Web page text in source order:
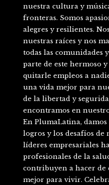
nuestra cultura y
fronteras. Somos
alegres y resilientes.
nuestras raíces y nos
todas las comunidades
parte de este hermoso
quitarle empleos a
una vida mejor para
de la libertad y
encontramos en
En PlumaLatina,
logros y los desafíos de
líderes empresariales
profesionales de la
contribuyen a hacer de
mejor para vivir.